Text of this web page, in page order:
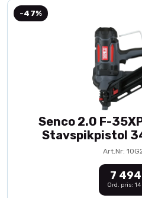
-47%
Senco 2.0 F-
Stavspikpistol
Art.Nr:
7
Ord. pris: 14